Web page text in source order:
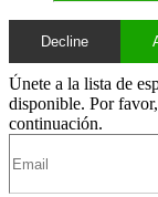
Decline
Únete a la lista de
disponible. Por
continuación.